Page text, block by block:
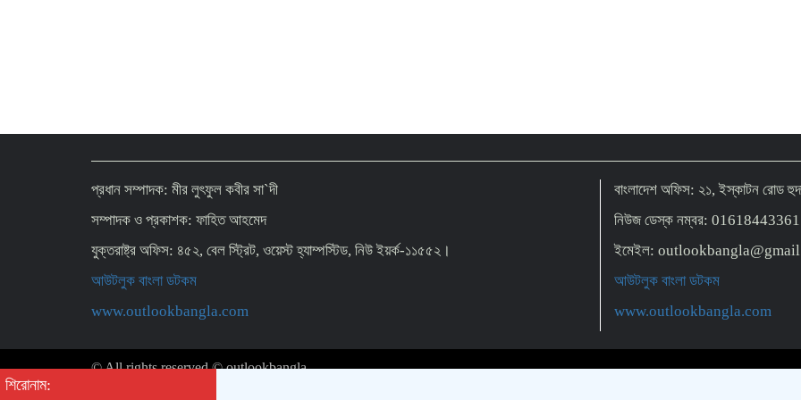
প্রধান সম্পাদক: মীর লুৎফুল কবীর সা`দী
সম্পাদক ও প্রকাশক: ফাহিত আহমেদ
যুক্তরাষ্ট্র অফিস: ৪৫২, বেল স্ট্রিট, ওয়েস্ট হ্যাম্পস্টিড, নিউ ইয়র্ক-১১৫৫২।
আউটলুক বাংলা ডটকম
www.outlookbangla.com
বাংলাদেশ অফিস: ২১, ইস্কাটন রোড
নিউজ ডেস্ক নম্বর: 01618443361
ইমেইল:
আউটলুক বাংলা ডটকম
www.outlookbangla.com
শিরোনাম:
© All rights reserved © outlookbangla